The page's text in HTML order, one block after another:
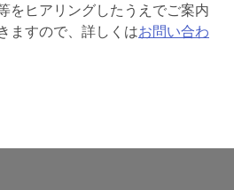
をヒアリングしたうえでご案内
ますので、詳しくはお問い合わ